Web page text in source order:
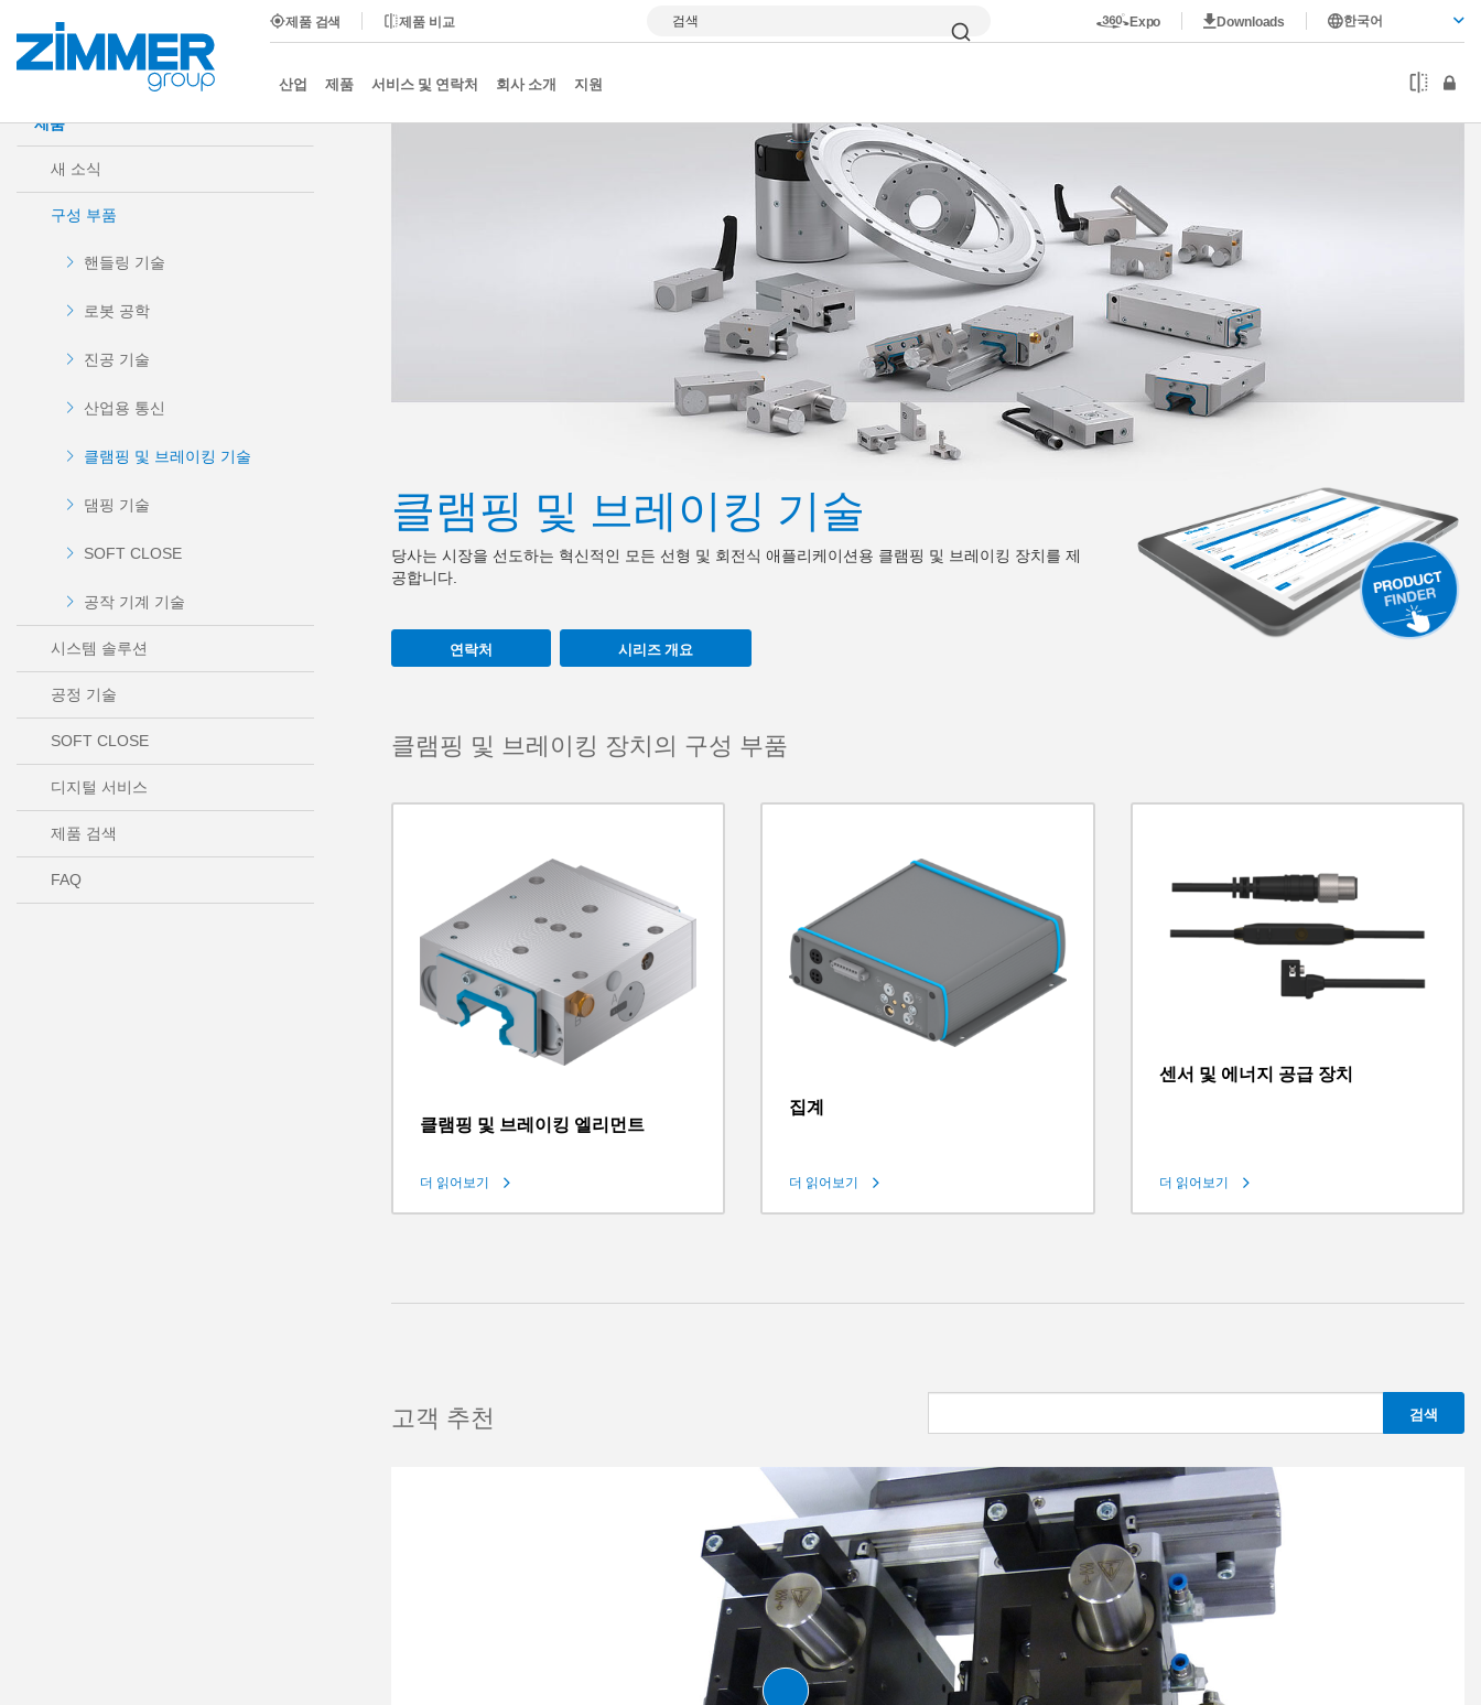
제품 검색 제품 비교 검색 Expo Downloads 한국어
산업 제품 서비스 및 연락처 회사 소개 지원
시작 제품 구성 부품 클램핑 및 브레이킹 기술
제품
새 소식
구성 부품
핸들링 기술
로봇 공학
진공 기술
산업용 통신
클램핑 및 브레이킹 기술
댐핑 기술
SOFT CLOSE
공작 기계 기술
시스템 솔루션
공정 기술
SOFT CLOSE
디지털 서비스
제품 검색
FAQ
클램핑 및 브레이킹 기술
당사는 시장을 선도하는 혁신적인 모든 선형 및 회전식 애플리케이션용 클램핑 및 브레이킹 장치를 제
공합니다.
연락처 시리즈 개요
클램핑 및 브레이킹 장치의 구성 부품
클램핑 및 브레이킹 엘리먼트
더 읽어보기
집계
더 읽어보기
센서 및 에너지 공급 장치
더 읽어보기
고객 추천
큰 스트로크를 갖는 2조 평행 그리